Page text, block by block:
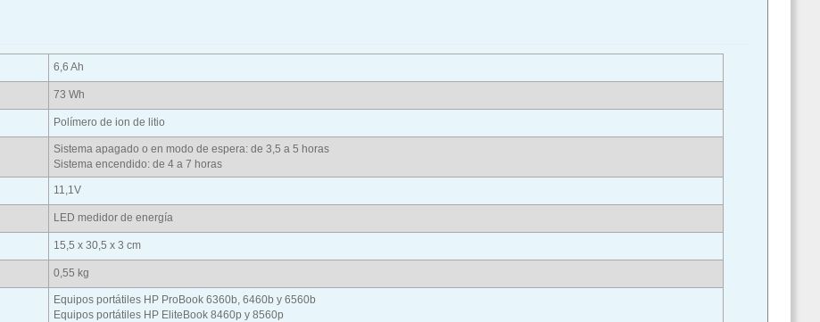
6,6 Ah
73 Wh
Polímero de ion de litio
Sistema apagado o en modo de espera: de 3,5 a 5 horas
Sistema encendido: de 4 a 7 horas
11,1V
LED medidor de energía
15,5 x 30,5 x 3 cm
0,55 kg
Equipos portátiles HP ProBook 6360b, 6460b y 6560b
Equipos portátiles HP EliteBook 8460p y 8560p